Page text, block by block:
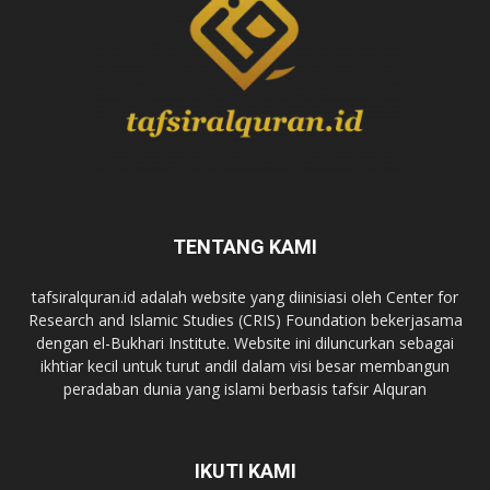
TENTANG KAMI
tafsiralquran.id adalah website yang diinisiasi oleh Center for
Research and Islamic Studies (CRIS) Foundation bekerjasama
dengan el-Bukhari Institute. Website ini diluncurkan sebagai
ikhtiar kecil untuk turut andil dalam visi besar membangun
peradaban dunia yang islami berbasis tafsir Alquran
IKUTI KAMI